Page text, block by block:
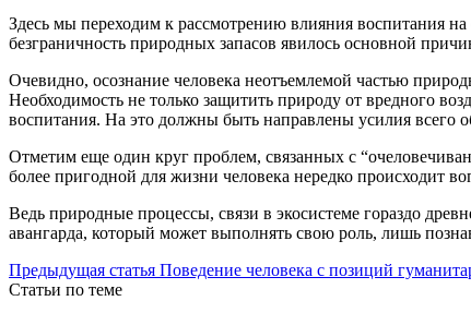
Здесь мы переходим к рассмотрению влияния воспитания
безграничность природных запасов явилось основной
Очевидно, осознание человека неотъемлемой частью
Необходимость не только защитить природу от вредного
воспитания. На это должны быть направлены усилия всего
Отметим еще один круг проблем, связанных с
более пригодной для жизни человека нередко происходит
Ведь природные процессы, связи в экосистеме гораздо
авангарда, который может выполнять свою роль, лишь
Предыдущая статья Поведение человека с позиций
Статьи по теме